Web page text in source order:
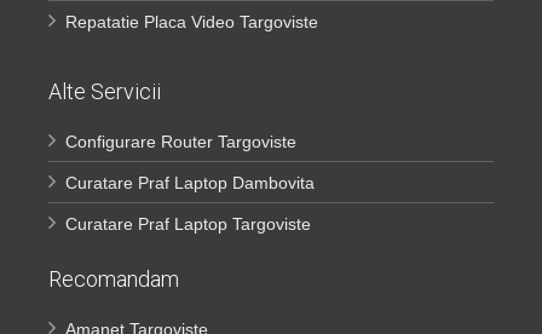
Repatatie Placa Video Targoviste
Alte Servicii
Configurare Router Targoviste
Curatare Praf Laptop Dambovita
Curatare Praf Laptop Targoviste
Recomandam
Amanet Targoviste